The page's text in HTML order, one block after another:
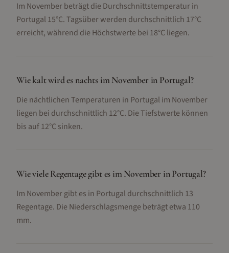
Im November beträgt die Durchschnittstemperatur in
Portugal 15°C. Tagsüber werden durchschnittlich 17°C
erreicht, während die Höchstwerte bei 18°C liegen.
Wie kalt wird es nachts im November in Portugal?
Die nächtlichen Temperaturen in Portugal im November
liegen bei durchschnittlich 12°C. Die Tiefstwerte können
bis auf 12°C sinken.
Wie viele Regentage gibt es im November in Portugal?
Im November gibt es in Portugal durchschnittlich 13
Regentage. Die Niederschlagsmenge beträgt etwa 110
mm.